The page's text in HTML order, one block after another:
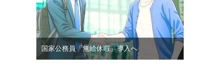
国家公務員「無給休暇」導入へ